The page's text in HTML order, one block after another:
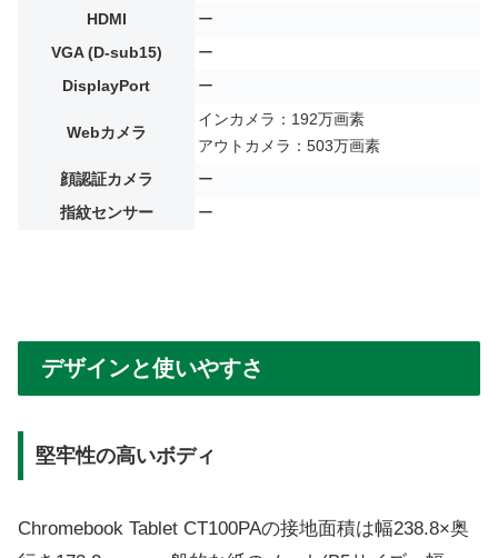
HDMI
ー
VGA (D-sub15)
ー
DisplayPort
ー
Webカメラ
インカメラ：192万画素
アウトカメラ：503万画素
顔認証カメラ
ー
指紋センサー
ー
デザインと使いやすさ
堅牢性の高いボディ
Chromebook Tablet CT100PAの接地面積は幅238.8×奥